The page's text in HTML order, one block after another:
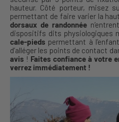
hauteur. Côté porteur, misez
permettant de faire varier la
dorsaux de randonnée
dispositifs dits physiologiques
cale-pieds permettant à
d’alléger les points de contact
avis ! Faites confiance à votre
verrez immédiatement !